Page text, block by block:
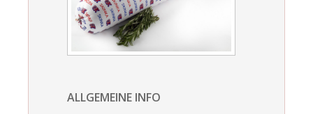
ALLGEMEINE INFO